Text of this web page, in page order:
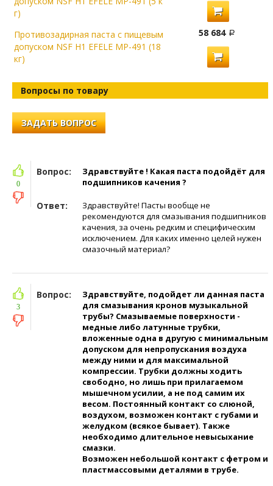
г)
Противозадирная паста с пищевым
допуском NSF H1 EFELE MP-491 (18
кг)
58 684
Вопросы по товару
ЗАДАТЬ ВОПРОС
Вопрос:
Здравствуйте ! Какая паста подойдёт для
подшипников качения ?
Ответ:
Здравствуйте! Пасты вообще не
рекомендуются для смазывания подшипников
качения, за очень редким и специфическим
исключением. Для каких именно целей нужен
смазочный материал?
0
Вопрос:
Здравствуйте, подойдет ли данная паста
для смазывания кронов музыкальной
трубы? Смазываемые поверхности -
медные либо латунные трубки,
вложенные одна в другую с минимальным
допуском для непропускания воздуха
между ними и для максимальной
компрессии. Трубки должны ходить
свободно, но лишь при прилагаемом
мышечном усилии, а не под самим их
весом. Постоянный контакт со слюной,
воздухом, возможен контакт с губами и
желудком (всякое бывает). Также
необходимо длительное невысыхание
смазки.
Возможен небольшой контакт с фетром и
пластмассовыми деталями в трубе.
3